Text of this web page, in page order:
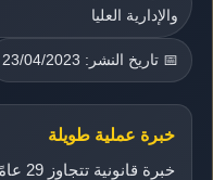
والإدارية العليا
📅 تاريخ النشر: 23/04/2023
خبرة عملية طويلة
خبرة